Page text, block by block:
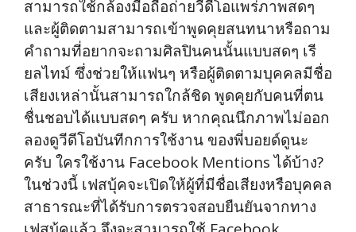
สามารถใช้กล้องมือถือถ่ายวีดีโอแพร่ภาพสดๆ
และผู้ติดตามสามารถเข้าพูดคุยสนทนาหรือถาม
คำถามที่อยากจะถามศิลปินคนนั้นแบบสดๆ เรี
ยลไทม์ ซึ่งช่วยให้แฟนๆ หรือผู้ติดตามบุคคลมีชื่อ
เสียงเหล่านั้นสามารถใกล้ชิด พูดคุยกับคนที่ตน
ชื่นชอบได้แบบสดๆ ครับ หากคุณนึกภาพไม่ออก
ลองดูวีดีโอบันทีกการใช้งาน ของพี่บอยด์ดูนะ
ครับ ใครใช้งาน Facebook Mentions ได้บ้าง?
ในช่วงนี้ เฟสบุ้คจะเปิดให้ผู้ที่มีชื่อเสียงหรือบุคคล
สาธารณะที่ได้รับการตรวจสอบยืนยันจากทาง